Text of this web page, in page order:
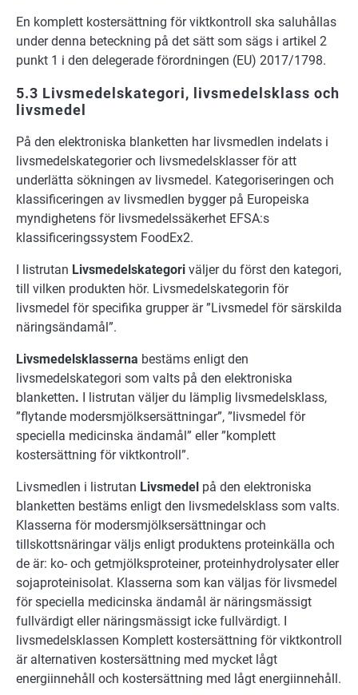
En komplett kostersättning för viktkontroll ska saluhållas
under denna beteckning på det sätt som sägs i artikel 2
punkt 1 i den delegerade förordningen (EU) 2017/1798.
5.3 Livsmedelskategori, livsmedelsklass och
livsmedel
På den elektroniska blanketten har livsmedlen indelats i
livsmedelskategorier och livsmedelsklasser för att
underlätta sökningen av livsmedel. Kategoriseringen och
klassificeringen av livsmedlen bygger på Europeiska
myndighetens för livsmedelssäkerhet EFSA:s
klassificeringssystem FoodEx2.
I listrutan Livsmedelskategori väljer du först den kategori,
till vilken produkten hör. Livsmedelskategorin för
livsmedel för specifika grupper är ”Livsmedel för särskilda
näringsändamål”.
Livsmedelsklasserna bestäms enligt den
livsmedelskategori som valts på den elektroniska
blanketten. I listrutan väljer du lämplig livsmedelsklass,
”flytande modersmjölksersättningar”, ”livsmedel för
speciella medicinska ändamål” eller ”komplett
kostersättning för viktkontroll”.
Livsmedlen i listrutan Livsmedel på den elektroniska
blanketten bestäms enligt den livsmedelsklass som valts.
Klasserna för modersmjölksersättningar och
tillskottsnäringar väljs enligt produktens proteinkälla och
de är: ko- och getmjölksproteiner, proteinhydrolysater eller
sojaproteinisolat. Klasserna som kan väljas för livsmedel
för speciella medicinska ändamål är näringsmässigt
fullvärdigt eller näringsmässigt icke fullvärdigt. I
livsmedelsklassen Komplett kostersättning för viktkontroll
är alternativen kostersättning med mycket lågt
energiinnehåll och kostersättning med lågt energiinnehåll.